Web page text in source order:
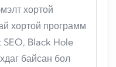
хортой
хортой программ
Black Hole
байсан бол